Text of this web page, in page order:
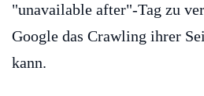
"unavailable after"-Tag zu
Google das Crawling ihrer
kann.